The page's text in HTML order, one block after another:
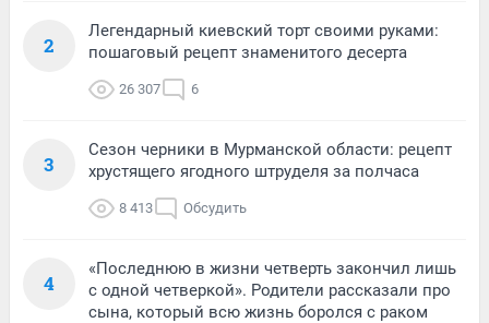
2
Легендарный киевский торт своими руками:
пошаговый рецепт знаменитого десерта
26 307 6
3
Сезон черники в Мурманской области: рецепт
хрустящего ягодного штруделя за полчаса
8 413 Обсудить
4
«Последнюю в жизни четверть закончил лишь
с одной четверкой». Родители рассказали про
сына, который всю жизнь боролся с раком